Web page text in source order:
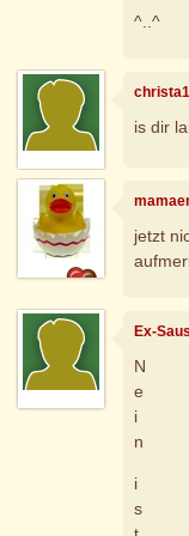
^..^
is dir
jetzt
Ex-
N
e
i
n
i
s